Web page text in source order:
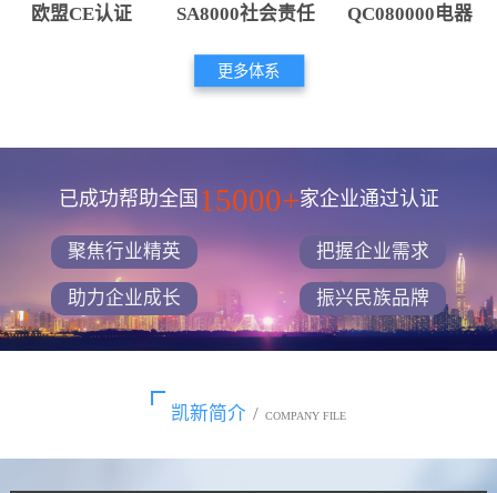
欧盟CE认证 SA8000社会责任 QC080000电器
更多体系
已成功帮助全国 15000+家企业通过认证
聚焦行业精英 把握企业需求
助力企业成长 振兴民族品牌
凯新简介 / COMPANY FILE